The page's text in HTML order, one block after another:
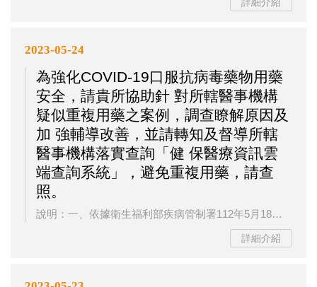
2023-05-24
為強化COVID-19口服抗病毒藥物用藥
安全，請貴所協助針 對所轄醫事機構
疑似重複用藥之案例，調查瞭解原因及
加 強輔導改善，並請轉知及督導所轄
醫事機構落實查詢「健 保醫療資訊雲
端查詢系統」，避免重複用藥，請查
照。
說明：一、依據衛生福利部疾病管制署112年5月18日疾管感字第1120500178號函辦理。二、COVID-19口服抗病毒藥物為珍貴之公衛用藥，依「公費COVID-19治療用口服抗病毒藥物領用方案」規定，每位病人於同一病程之感染原則限接受1次抗病毒藥物治療。復依「新型冠狀病毒(SARS-CoV-2)感染臨床處置指引」列述，部分病人於完成Paxlovid或Molnupiravir治療且症狀緩解後兩周內再度惡化，或快篩檢驗陰轉後再次呈陽性，可能為治療後復發(rebound)，治療後復發現象可能...
詳細介紹